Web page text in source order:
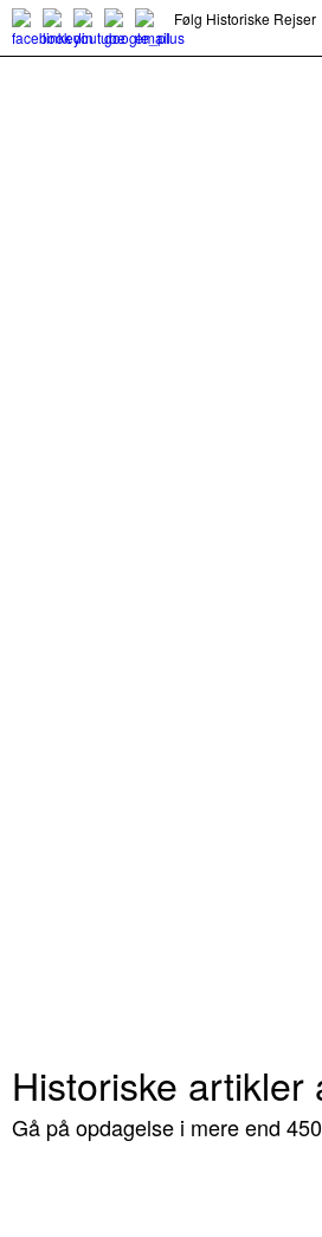
Følg Historiske Rejser
Historiske artikler
Gå på opdagelse i mere end